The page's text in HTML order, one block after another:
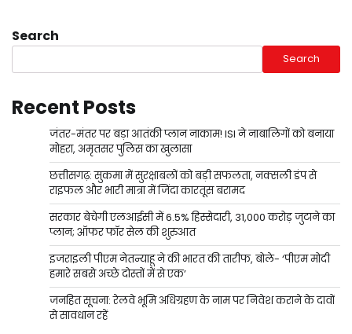
Search
Search
Recent Posts
जंतर-मंतर पर बड़ा आतंकी प्लान नाकाम! ISI ने नाबालिगों को बनाया
मोहरा, अमृतसर पुलिस का खुलासा
छत्तीसगढ़: सुकमा में सुरक्षाबलों को बड़ी सफलता, नक्सली डंप से
राइफल और भारी मात्रा में जिंदा कारतूस बरामद
सरकार बेचेगी एलआईसी में 6.5% हिस्सेदारी, 31,000 करोड़ जुटाने का
प्लान; ऑफर फॉर सेल की शुरुआत
इजराइली पीएम नेतन्याहू ने की भारत की तारीफ, बोले- ‘पीएम मोदी
हमारे सबसे अच्छे दोस्तों में से एक’
जनहित सूचना: रेलवे भूमि अधिग्रहण के नाम पर निवेश कराने के दावों
से सावधान रहें